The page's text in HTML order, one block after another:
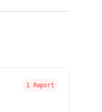
1 Report